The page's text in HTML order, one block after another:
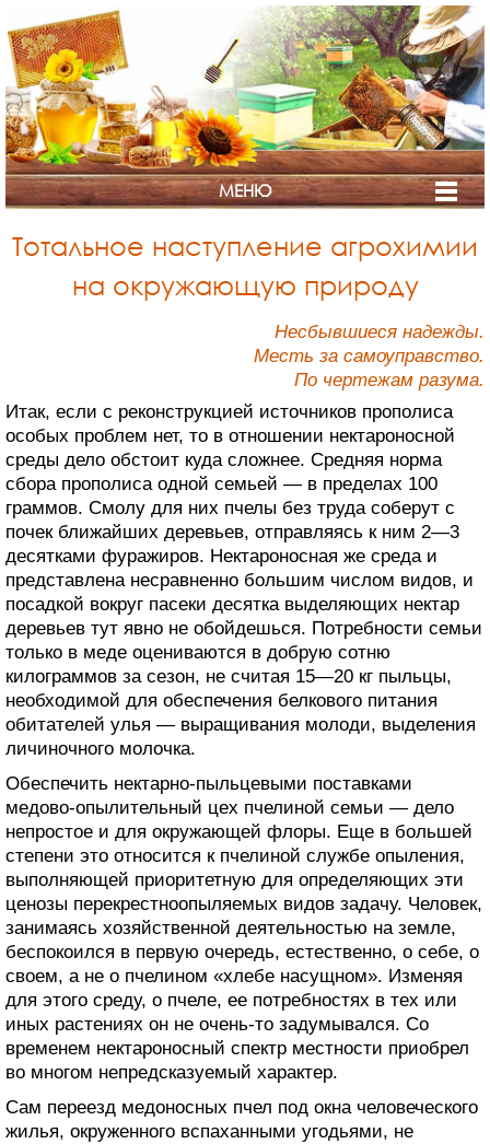
СТРАНА
МЁДА
МЕНЮ
Тотальное наступление агрохимии
на окружающую природу
Несбывшиеся надежды.
Месть за самоуправство.
По чертежам разума.
Итак, если с реконструкцией источников прополиса
особых проблем нет, то в отношении нектароносной
среды дело обстоит куда сложнее. Средняя норма
сбора прополиса одной семьей — в пределах 100
граммов. Смолу для них пчелы без труда соберут с
почек ближайших деревьев, отправляясь к ним 2—3
десятками фуражиров. Нектароносная же среда и
представлена несравненно большим числом видов, и
посадкой вокруг пасеки десятка выделяющих нектар
деревьев тут явно не обойдешься. Потребности семьи
только в меде оцениваются в добрую сотню
килограммов за сезон, не считая 15—20 кг пыльцы,
необходимой для обеспечения белкового питания
обитателей улья — выращивания молоди, выделения
личиночного молочка.
Обеспечить нектарно-пыльцевыми поставками
медово-опылительный цех пчелиной семьи — дело
непростое и для окружающей флоры. Еще в большей
степени это относится к пчелиной службе опыления,
выполняющей приоритетную для определяющих эти
ценозы перекрестноопыляемых видов задачу. Человек,
занимаясь хозяйственной деятельностью на земле,
беспокоился в первую очередь, естественно, о себе, о
своем, а не о пчелином «хлебе насущном». Изменяя
для этого среду, о пчеле, ее потребностях в тех или
иных растениях он не очень-то задумывался. Со
временем нектароносный спектр местности приобрел
во многом непредсказуемый характер.
Сам переезд медоносных пчел под окна человеческого
жилья, окруженного вспаханными угодьями, не